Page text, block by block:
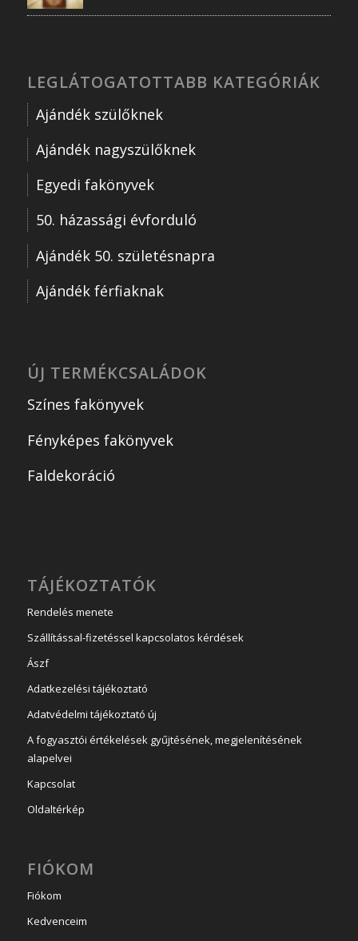
LEGLÁTOGATOTTABB KATEGÓRIÁK
Ajándék szülőknek
Ajándék nagyszülőknek
Egyedi fakönyvek
50. házassági évforduló
Ajándék 50. születésnapra
Ajándék férfiaknak
ÚJ TERMÉKCSALÁDOK
Színes fakönyvek
Fényképes fakönyvek
Faldekoráció
TÁJÉKOZTATÓK
Rendelés menete
Szállítással-fizetéssel kapcsolatos kérdések
Ászf
Adatkezelési tájékoztató
Adatvédelmi tájékoztató új
A fogyasztói értékelések gyűjtésének, megjelenítésének
alapelvei
Kapcsolat
Oldaltérkép
FIÓKOM
Fiókom
Kedvenceim